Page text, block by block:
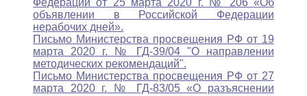
Федерации от 25 марта 2020 г. № 206 «Об
объявлении в Российской Федерации
нерабочих дней».
Письмо Министерства просвещения РФ от 19
марта 2020 г. № ГД-39/04 "О направлении
методических рекомендаций".
Письмо Министерства просвещения РФ от 27
марта 2020 г. № ГД-83/05 «О разъяснении